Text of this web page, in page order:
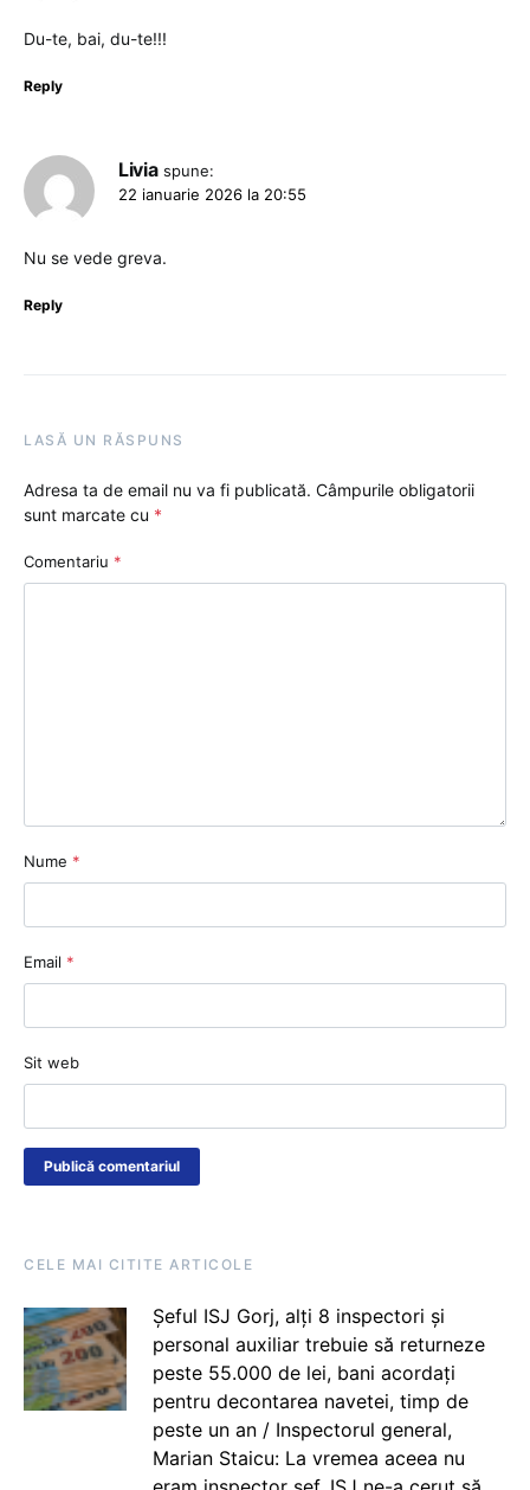
Du-te, bai, du-te!!!
Reply
Livia spune:
22 ianuarie 2026 la 20:55
Nu se vede greva.
Reply
LASĂ UN RĂSPUNS
Adresa ta de email nu va fi publicată. Câmpurile obligatorii
sunt marcate cu *
Comentariu *
Nume *
Email *
Sit web
CELE MAI CITITE ARTICOLE
Șeful ISJ Gorj, alți 8 inspectori și
personal auxiliar trebuie să returneze
peste 55.000 de lei, bani acordați
pentru decontarea navetei, timp de
peste un an / Inspectorul general,
Marian Staicu: La vremea aceea nu